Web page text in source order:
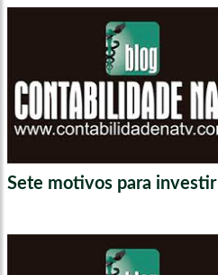
Sete motivos para